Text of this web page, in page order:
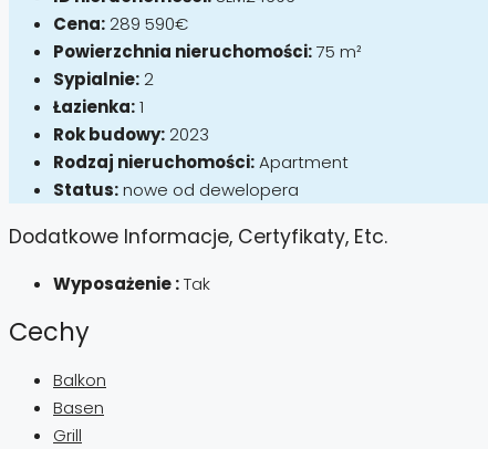
Cena: 289 590€
Powierzchnia nieruchomości:75 m²
Sypialnie: 2
Łazienka:1
Rok budowy: 2023
Rodzaj nieruchomości:Apartment
Status:nowe od dewelopera
Dodatkowe Informacje, Certyfikaty, Etc.
Wyposażenie :Tak
Cechy
Balkon
Basen
Grill